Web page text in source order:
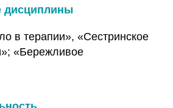
дисциплины
в терапии», «Сестринское
«Бережливое